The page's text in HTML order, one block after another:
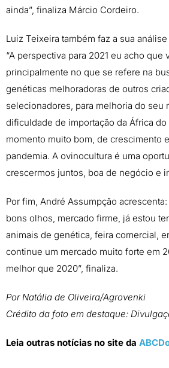
ainda”, finaliza Márcio Cordeiro.
Luiz Teixeira também faz a sua
“A perspectiva para 2021 eu acho que
principalmente no que se refere na
genéticas melhoradoras de outros
selecionadores, para melhoria do seu
dificuldade de importação da África do
momento muito bom, de crescimento
pandemia. A ovinocultura é uma
crescermos juntos, boa de negócio e
Por fim, André Assumpção
bons olhos, mercado firme, já estou
animais de genética, feira comercial,
continue um mercado muito forte em
melhor que 2020”, finaliza.
Por Natália de Oliveira/Agrovenki
Crédito da foto em destaque:
Leia outras notícias no site da